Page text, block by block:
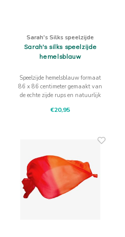
Sarah's Silks speelzijde
Sarah's silks speelzijde
hemelsblauw
Speelzijde hemelsblauw formaat
86 x 86 centimeter gemaakt van
de echte zijde rups en natuurlijk
€20,95